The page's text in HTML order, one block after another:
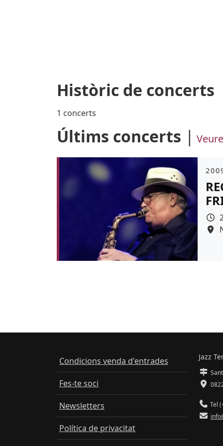
Històric de concerts
1 concerts
Últims concerts
Condicions venda d'entrades
Fes-te soci
Newsletters
Política de privacitat
Jazz
Tel